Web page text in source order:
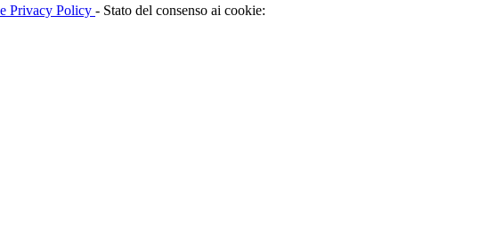
Privacy Policy - Stato del consenso ai cookie: